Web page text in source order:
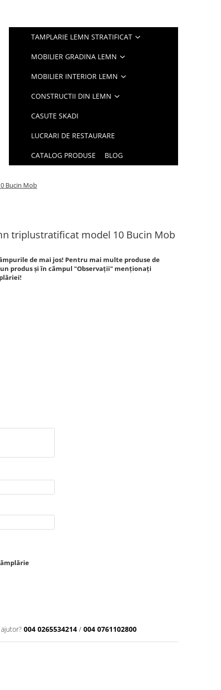
TAMPLARIE LEMN STRATIFICAT
MOBILIER GRADINA LEMN
MOBILIER INTERIOR LEMN
CONSTRUCTII DIN LEMN
CASUTE SKADI
LUCRARI DE RESTAURARE
CATALOG PRODUSE BLOG
Bucin Mob
triplustratificat model 10 Bucin Mob
de mai jos! Pentru mai multe produse de
produs și în câmpul "Observații" menționați
004 0265534214 / 004 0761102800